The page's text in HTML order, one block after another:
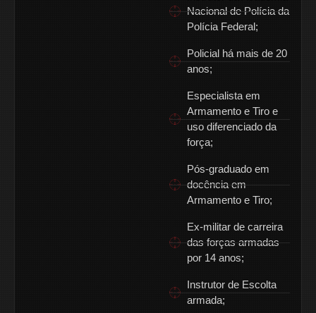
Nacional de Polícia da
Polícia Federal;
Policial há mais de 20
anos;
Especialista em
Armamento e Tiro e
uso diferenciado da
força;
Pós-graduado em
docência em
Armamento e Tiro;
Ex-militar de carreira
das forças armadas
por 14 anos;
Instrutor de Escolta
armada;